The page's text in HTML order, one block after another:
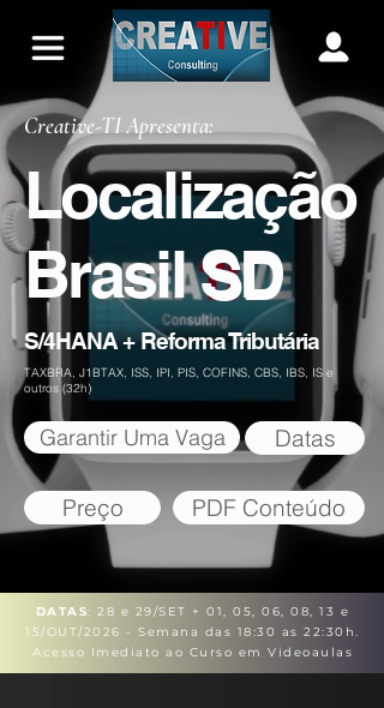
Creative-TI Apresenta:
Localização
Brasil SD
SD
S/4HANA + Reforma Tributária
TAXBRA, J1BTAX, ISS, IPI, PIS, COFINS, CBS, IBS, IS e
outros (32h)
Garantir Uma Vaga Datas
Preço PDF Conteúdo
DATAS: 28 e 29/SET + 01, 05, 06, 08, 13 e
15/OUT/2026 - Semana das 18:30 as 22:30h.
Acesso Imediato ao Curso em Videoaulas